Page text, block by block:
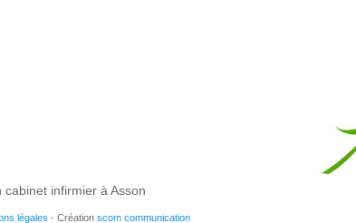
cabinet infirmier à Asson
légales - Création scom communication